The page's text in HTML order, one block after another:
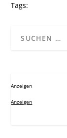
Tags:
Anzeigen
Anzeigen